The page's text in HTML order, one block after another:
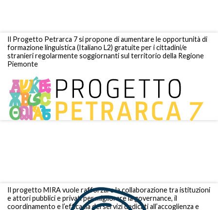
Il Progetto Petrarca 7 si propone di aumentare le opportunità di
formazione linguistica (Italiano L2) gratuite per i cittadini/e
stranieri regolarmente soggiornanti sul territorio della Regione
Piemonte
Il progetto MIRA vuole rafforzare la collaborazione tra istituzioni
e attori pubblici e privati per migliorare la governance, il
coordinamento e l’efficacia dei servizi dedicati all’accoglienza e